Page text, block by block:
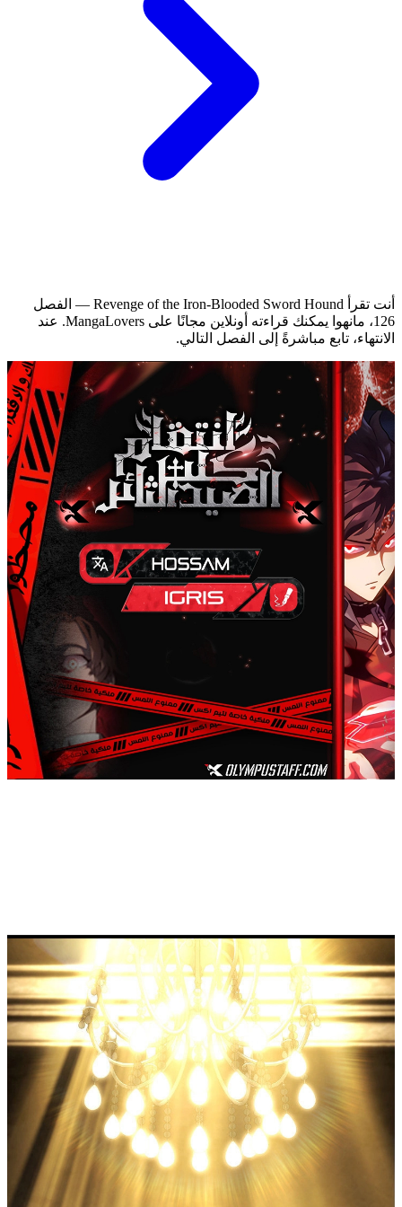
أنت تقرأ Revenge of the Iron-Blooded Sword Hound — الفصل
126، مانهوا يمكنك قراءته أونلاين مجانًا على MangaLovers.
عند
الانتهاء، تابع مباشرةً إلى الفصل التالي.